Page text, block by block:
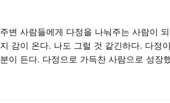
주변 사람들에게 다정을 나눠주는 사람이
지 감이 온다. 나도 그럴 것 같긴하다. 다정
분이 든다. 다정으로 가득찬 사람으로 성장